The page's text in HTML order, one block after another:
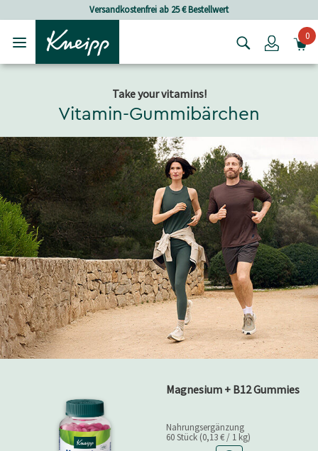
Skip to main content
Skip to footer contentVersandkostenfrei ab 25 € Bestellwert
Login0
Take your vitamins!
Vitamin-Gummibärchen
Magnesium + B12 Gummies
Nahrungsergänzung
60 Stück (0,13 € / 1 kg)